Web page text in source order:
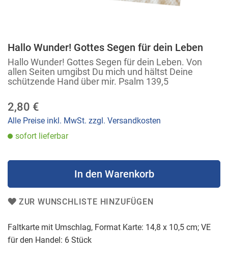
Hallo Wunder! Gottes Segen für dein Leben
Hallo Wunder! Gottes Segen für dein Leben. Von
allen Seiten umgibst Du mich und hältst Deine
schützende Hand über mir. Psalm 139,5
2,80 €
Alle Preise inkl. MwSt. zzgl. Versandkosten
sofort lieferbar
In den Warenkorb
ZUR WUNSCHLISTE HINZUFÜGEN
Faltkarte mit Umschlag, Format Karte: 14,8 x 10,5 cm; VE
für den Handel: 6 Stück